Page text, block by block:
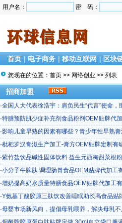
用户名： 密 码：
首页 | 电子商务 | 移动互联网 | 区块
您现在的位置： 首页 >> 网络创业 >> 列表
招商加盟
·全国人大代表徐浩宇：肩负民生“代言”使命，
健康中国建设
·特膳预防肌少症补充剂食品粉剂OEM贴牌代
何选厂家
·影响儿童早熟的因素有哪些？青少年性早熟
M贴牌代工厂
·枇杷罗汉膏滋生产加工-膏方OEM贴牌定制有
团队厂家
·紫竹盐饮品碱性固体饮料 益生元西梅甜菜根
贴牌代工
·小分子牛脾肽 调理肠胃食品OEM贴牌代加工
团队的厂家
·增奶提髙奶水质量特膳食品OEM贴牌代加工
团队厂家
·Y氨基丁酸胶原三肽饮改善睡眠助长高食品贴
工厂家哪家专业
·母婴市场新风向，提倡母乳喂养，解决母乳不
题OEM贴牌厂